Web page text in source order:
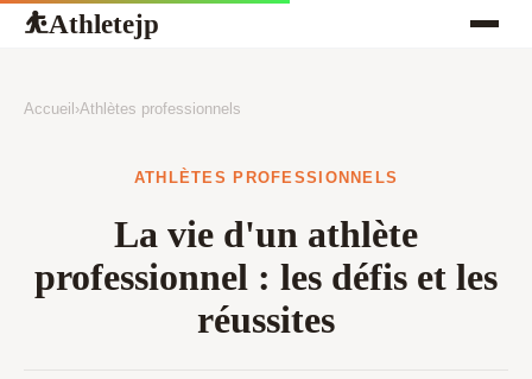
⛹Athletejp
Accueil ›Athlètes professionnels
ATHLÈTES PROFESSIONNELS
La vie d'un athlète
professionnel : les défis et les
réussites